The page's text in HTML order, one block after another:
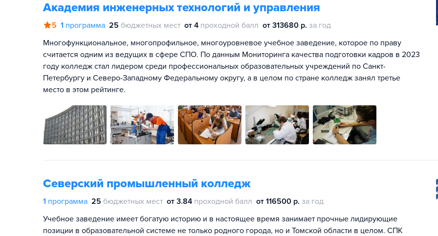
Академия инженерных технологий и управления
5 1 программа 25 бюджетных мест от 4 проходной балл от 313680 р. за год
Многофункциональное, многопрофильное, многоуровневое учебное заведение, которое по праву
считается одним из ведущих в сфере СПО. По данным Мониторинга качества подготовки кадров в 2023
году колледж стал лидером среди профессиональных образовательных учреждений по Санкт-
Петербургу и Северо-Западному Федеральному округу, а в целом по стране колледж занял третье
место в этом рейтинге.
Северский промышленный колледж
1 программа 25 бюджетных мест от 3.84 проходной балл от 116500 р. за год
Учебное заведение имеет богатую историю и в настоящее время занимает прочные лидирующие
позиции в образовательной системе не только родного города, но и Томской области в целом. СПК